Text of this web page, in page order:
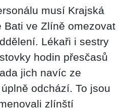
musí Krajská
Bati ve Zlíně omezovat
Lékaři i sestry
hodin přesčasů
jich navíc ze
odchází. To jsou
zlínští